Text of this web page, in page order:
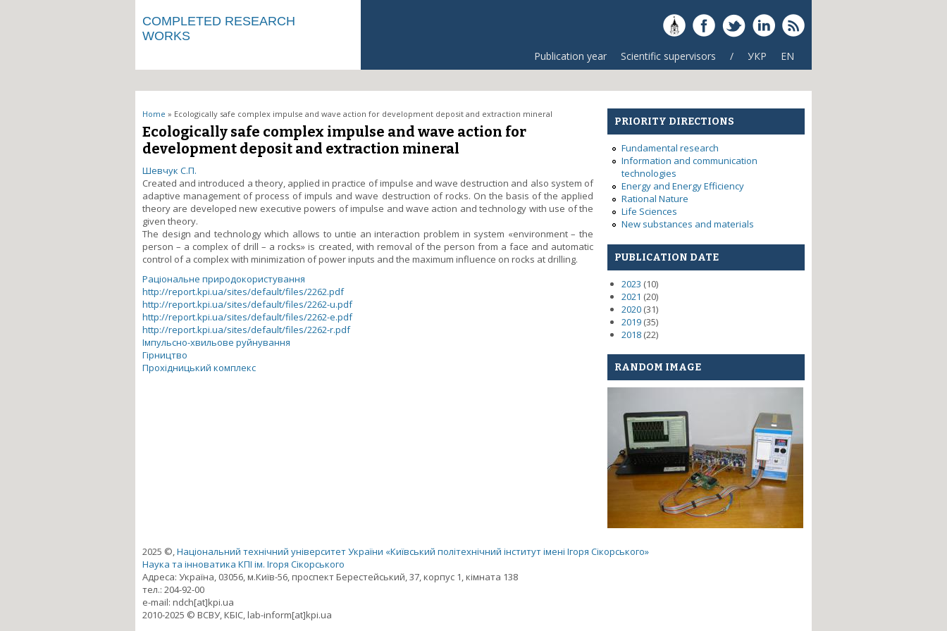
COMPLETED RESEARCH
WORKS
Publication year Scientific supervisors / УКР EN
You are here
Home » Ecologically safe complex impulse and wave action for development deposit and extraction mineral
Ecologically safe complex impulse and wave action for
development deposit and extraction mineral
Шевчук С.П.
Created and introduced a theory, applied in practice of impulse and wave destruction and also system of
adaptive management of process of impuls and wave destruction of rocks. On the basis of the applied
theory are developed new executive powers of impulse and wave action and technology with use of the
given theory.
The design and technology which allows to untie an interaction problem in system «environment – the
person – a complex of drill – a rocks» is created, with removal of the person from a face and automatic
control of a complex with minimization of power inputs and the maximum influence on rocks at drilling.
Раціональне природокористування
http://report.kpi.ua/sites/default/files/2262.pdf
http://report.kpi.ua/sites/default/files/2262-u.pdf
http://report.kpi.ua/sites/default/files/2262-e.pdf
http://report.kpi.ua/sites/default/files/2262-r.pdf
Імпульсно-хвильове руйнування
Гірництво
Прохідницький комплекс
PRIORITY DIRECTIONS
Fundamental research
Information and communication
technologies
Energy and Energy Efficiency
Rational Nature
Life Sciences
New substances and materials
PUBLICATION DATE
2023 (10)
2021 (20)
2020 (31)
2019 (35)
2018 (22)
RANDOM IMAGE
2025 ©, Національний технічний університет України «Київський політехнічний інститут імені Ігоря Сікорського»
Наука та інноватика КПІ ім. Ігоря Сікорського
Адреса: Україна, 03056, м.Київ-56, проспект Берестейський, 37, корпус 1, кімната 138
тел.: 204-92-00
e-mail: ndch[at]kpi.ua
2010-2025 © ВСВУ, КБІС, lab-inform[at]kpi.ua